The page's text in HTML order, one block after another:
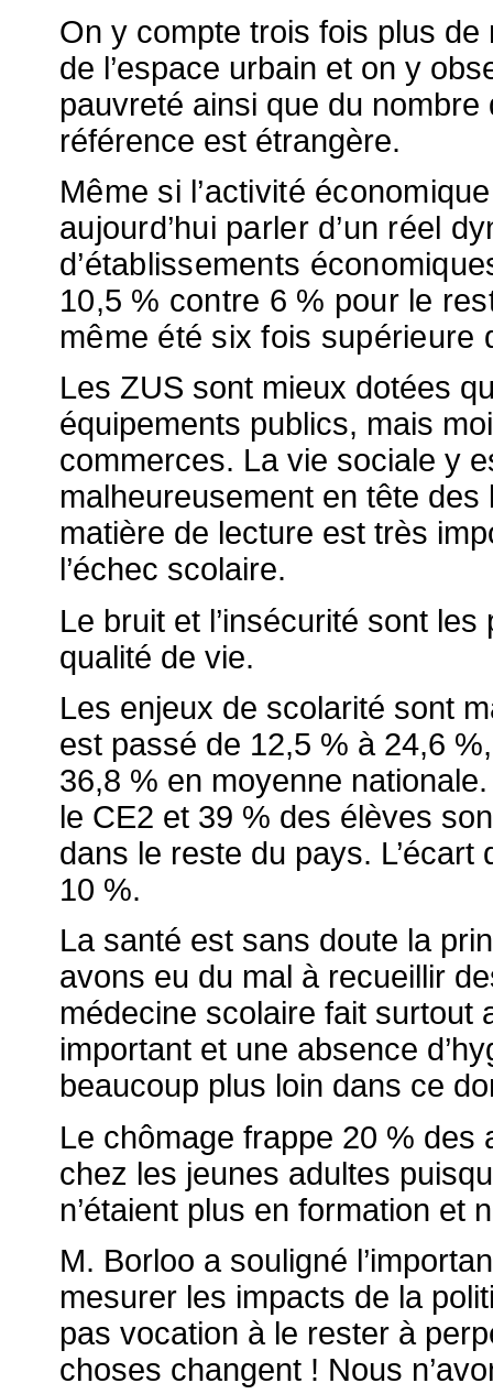
On y compte trois fois plus
de l’espace urbain et on y
pauvreté ainsi que du
référence est étrangère.
Même si l’activité
aujourd’hui parler d’un réel
d’établissements
10,5 % contre 6 % pour le
même été six fois
Les ZUS sont mieux dotées
équipements publics, mais
commerces. La vie sociale y
malheureusement en tête
matière de lecture est très
l’échec scolaire.
Le bruit et l’insécurité sont
qualité de vie.
Les enjeux de scolarité sont
est passé de 12,5 % à 24,6
36,8 % en moyenne
le CE2 et 39 % des élèves
dans le reste du pays.
10 %.
La santé est sans doute la
avons eu du mal à recueillir
médecine scolaire fait surtout
important et une absence
beaucoup plus loin dans ce
Le chômage frappe 20 % des
chez les jeunes adultes
n’étaient plus en formation et
M. Borloo a souligné
mesurer les impacts de la
pas vocation à le rester à
choses changent ! Nous